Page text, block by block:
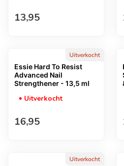
Normale prijs
13,95
Uitverkocht
Essie Hard To Resist
Advanced Nail
Strengthener - 13,5 ml
Uitverkocht
Normale prijs
16,95
Uitverkocht